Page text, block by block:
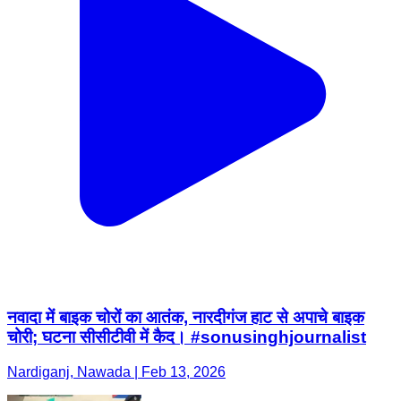
नवादा में बाइक चोरों का आतंक, नारदीगंज हाट से अपाचे बाइक
चोरी; घटना सीसीटीवी में कैद। #sonusinghjournalist
Nardiganj, Nawada | Feb 13, 2026